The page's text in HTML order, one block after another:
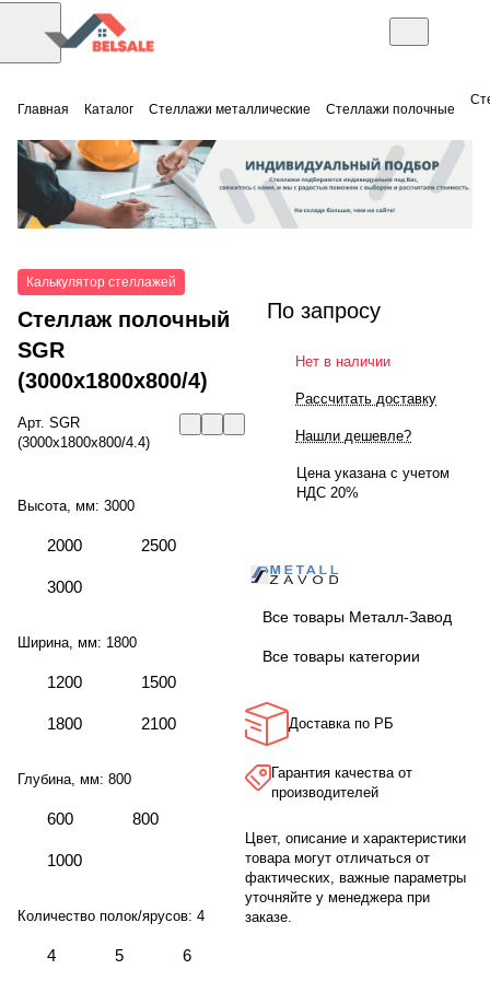
Главная Каталог Стеллажи металлические Стеллажи полочные
Калькулятор стеллажей
Стеллаж полочный
SGR
(3000x1800x800/4)
Арт. SGR
(3000x1800x800/4.4)
Высота, мм: 3000
2000 2500
3000
Ширина, мм: 1800
1200 1500
1800 2100
Глубина, мм: 800
600 800
1000
Количество полок/ярусов: 4
4 5 6
По запросу
Нет в наличии
Рассчитать доставку
Нашли дешевле?
Цена указана с учетом
НДС 20%
Все товары Металл-Завод
Все товары категории
Доставка по РБ
Гарантия качества от
производителей
Цвет, описание и характеристики
товара могут отличаться от
фактических, важные параметры
уточняйте у менеджера при
заказе.